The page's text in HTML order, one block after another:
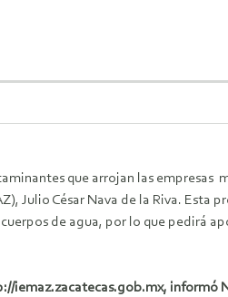
que arrojan las empresas
Julio César Nava de la Riva. Esta
de agua, por lo que pedirá
iemaz.zacatecas.gob.mx, informó